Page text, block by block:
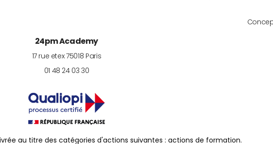
24pm Academy
17 rue etex 75018 Paris
01 48 24 03 30
au titre des catégories d'actions suivantes : actions de formation.